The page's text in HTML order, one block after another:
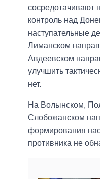
сосредотачивают
контроль над
наступательные
Лиманском
Авдеевском
улучшить
нет.
На Волынском,
Слобожанском
формирования
противника не